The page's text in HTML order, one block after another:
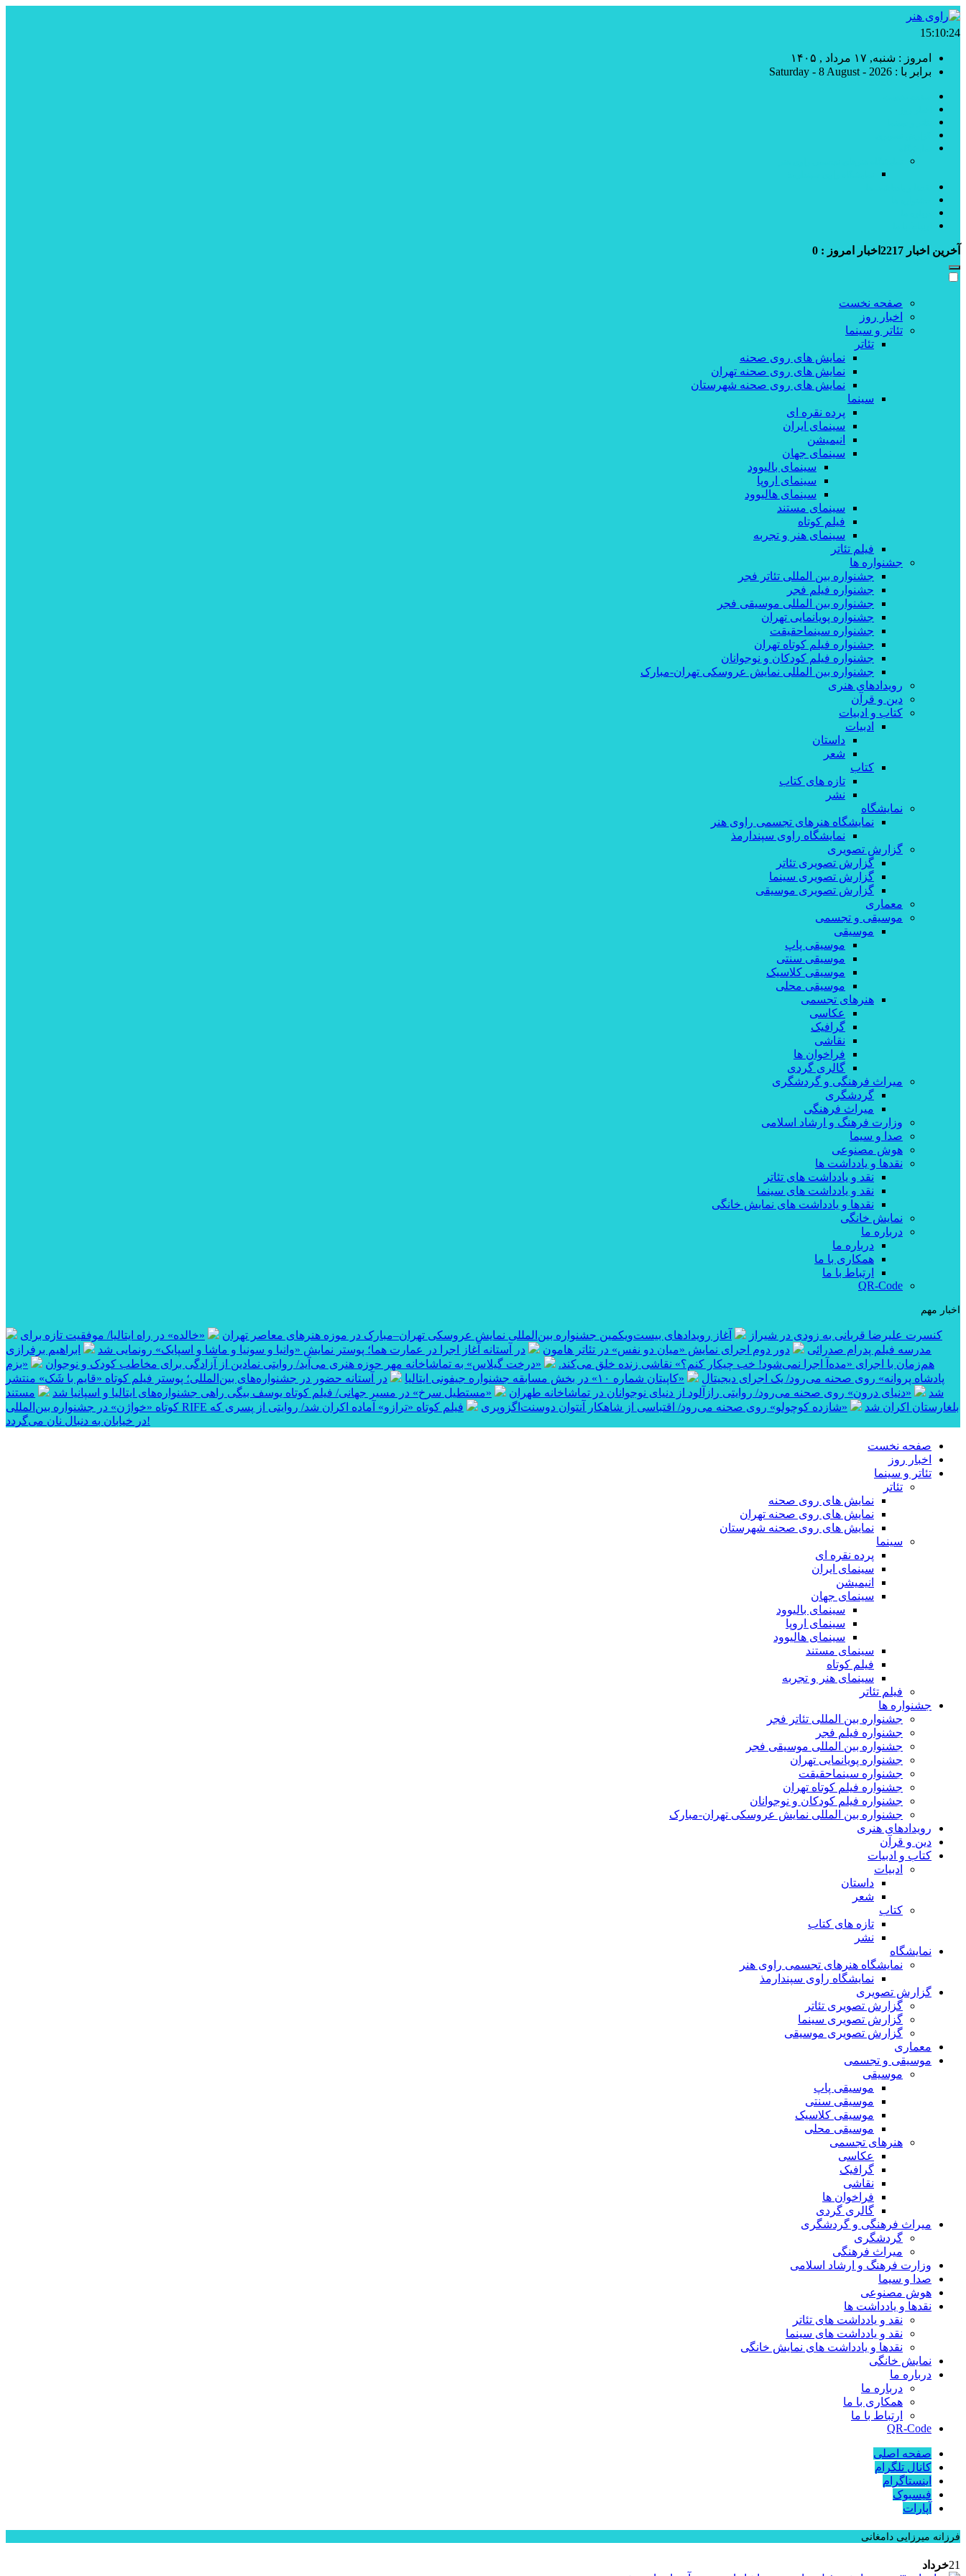
15:10:25
امروز : شنبه, ۱۷ مرداد , ۱۴۰۵
برابر با : Saturday - 8 August - 2026
آخرین اخبار اخبار امروز : 0
صفحه نخست
اخبار روز
تئاتر و سینما
تئاتر
نمایش های روی صحنه
نمایش های روی صحنه تهران
نمایش های روی صحنه شهرستان
سینما
پرده نقره ای
سینمای ایران
انیمیشن
سینمای جهان
سینمای بالیوود
سینمای اروپا
سینمای هالیوود
سینمای مستند
فیلم کوتاه
سینمای هنر و تجربه
فیلم تئاتر
جشنواره ها
جشنواره بین المللی تئاتر فجر
جشنواره فیلم فجر
جشنواره بین المللی موسیقی فجر
جشنواره پویانمایی تهران
جشنواره سینماحقیقت
جشنواره فیلم کوتاه تهران
جشنواره فیلم کودکان و نوجوانان
جشنواره بین المللی نمایش عروسکی تهران-مبارک
رویدادهای هنری
دین و قرآن
کتاب و ادبیات
ادبیات
داستان
شعر
کتاب
تازه های کتاب
نشر
نمایشگاه
نمایشگاه هنرهای تجسمی راوی هنر
نمایشگاه راوی سپندارمذ
گزارش تصویری
گزارش تصویری تئاتر
گزارش تصویری سینما
گزارش تصویری موسیقی
معماری
موسیقی و تجسمی
موسیقی
موسیقی پاپ
موسیقی سنتی
موسیقی کلاسیک
موسیقی محلی
هنرهای تجسمی
عکاسی
گرافیک
نقاشی
فراخوان ها
گالری گردی
میراث فرهنگی و گردشگری
گردشگری
میراث فرهنگی
وزارت فرهنگ و ارشاد اسلامی
صدا و سیما
هوش مصنوعی
نقدها و یادداشت ها
نقد و یادداشت های تئاتر
نقد و یادداشت های سینما
نقدها و یادداشت های نمایش خانگی
نمایش خانگی
درباره ما
درباره ما
همکاری با ما
ارتباط با ما
QR-Code
اخبار مهم
کنسرت علیرضا قربانی به زودی در شیراز آغاز رویدادهای بیست‌ویکمین جشنواره بین‌المللی نمایش عروسکی تهران–مبارک در موزه هنرهای معاصر تهران
«خالده» در راه ایتالیا/ موفقیت تازه برای
مدرسه فیلم پدرام صدرائی
دور دوم اجرای نمایش «میان دو نفس» در تئاتر هامون در آستانه آغاز اجرا در عمارت هما؛ پوستر نمایش «وانیا و سونیا و ماشا و اسپایک» رونمایی شد
ابراهیم برفرازی
هم‌زمان با اجرای «مده‌آ اجرا نمی‌شود! خب چیکار کنم؟» نقاشی زنده خلق می‌کند.
«درخت گیلاس» به تماشاخانه مهر حوزه هنری می‌آید/ روایتی نمادین از آزادگی برای مخاطب کودک و نوجوان
«بزم
پادشاه پروانه» روی صحنه می‌رود/ یک اجرای دیجیتال
«کاپیتان شماره ۱۰» در بخش مسابقه جشنواره جیفونی ایتالیا
در آستانه حضور در جشنواره‌های بین‌المللی؛ پوستر فیلم کوتاه «قایم با شَک» منتشر
شد
«دنیای درون» روی صحنه می‌رود/ روایتی رازآلود از دنیای نوجوانان در تماشاخانه طهران «مستطیل سرخ» در مسیر جهانی/ فیلم کوتاه یوسف بیگی راهی جشنواره‌های ایتالیا و اسپانیا شد
مستند
کوتاه «خواژن» در جشنواره بین‌المللی RIFE بلغارستان اکران شد
«شازده کوچولو» روی صحنه می‌رود/ اقتباسی از شاهکار آنتوان دوسنت‌اگزوپری
فیلم کوتاه «ترازو» آماده اکران شد/ روایتی از پسری که
در خیابان به دنبال نان می‌گردد!
صفحه نخست
اخبار روز
تئاتر و سینما
تئاتر
نمایش های روی صحنه
نمایش های روی صحنه تهران
نمایش های روی صحنه شهرستان
سینما
پرده نقره ای
سینمای ایران
انیمیشن
سینمای جهان
سینمای بالیوود
سینمای اروپا
سینمای هالیوود
سینمای مستند
فیلم کوتاه
سینمای هنر و تجربه
فیلم تئاتر
جشنواره ها
جشنواره بین المللی تئاتر فجر
جشنواره فیلم فجر
جشنواره بین المللی موسیقی فجر
جشنواره پویانمایی تهران
جشنواره سینماحقیقت
جشنواره فیلم کوتاه تهران
جشنواره فیلم کودکان و نوجوانان
جشنواره بین المللی نمایش عروسکی تهران-مبارک
رویدادهای هنری
دین و قرآن
کتاب و ادبیات
ادبیات
داستان
شعر
کتاب
تازه های کتاب
نشر
نمایشگاه
نمایشگاه هنرهای تجسمی راوی هنر
نمایشگاه راوی سپندارمذ
گزارش تصویری
گزارش تصویری تئاتر
گزارش تصویری سینما
گزارش تصویری موسیقی
معماری
موسیقی و تجسمی
موسیقی
موسیقی پاپ
موسیقی سنتی
موسیقی کلاسیک
موسیقی محلی
هنرهای تجسمی
عکاسی
گرافیک
نقاشی
فراخوان ها
گالری گردی
میراث فرهنگی و گردشگری
گردشگری
میراث فرهنگی
وزارت فرهنگ و ارشاد اسلامی
صدا و سیما
هوش مصنوعی
نقدها و یادداشت ها
نقد و یادداشت های تئاتر
نقد و یادداشت های سینما
نقدها و یادداشت های نمایش خانگی
نمایش خانگی
درباره ما
درباره ما
همکاری با ما
ارتباط با ما
QR-Code
صفحه اصلی
کانال تلگرام
اینستاگرام
فیسبوک
آپارات
فرزانه میرزایی دامغانی
21خرداد